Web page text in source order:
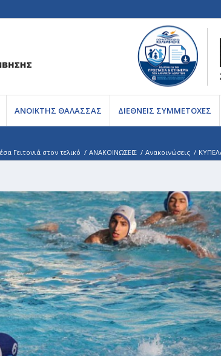
ΑΝΟΙΚΤΗΣ ΘΑΛΑΣΣΑΣ ΔΙΕΘΝΕΙΣ ΣΥΜΜΕΤΟΧΕΣ
Γειτονιά στον τελικό / ΑΝΑΚΟΙΝΩΣΕΙΣ / Ανακοινώσεις /